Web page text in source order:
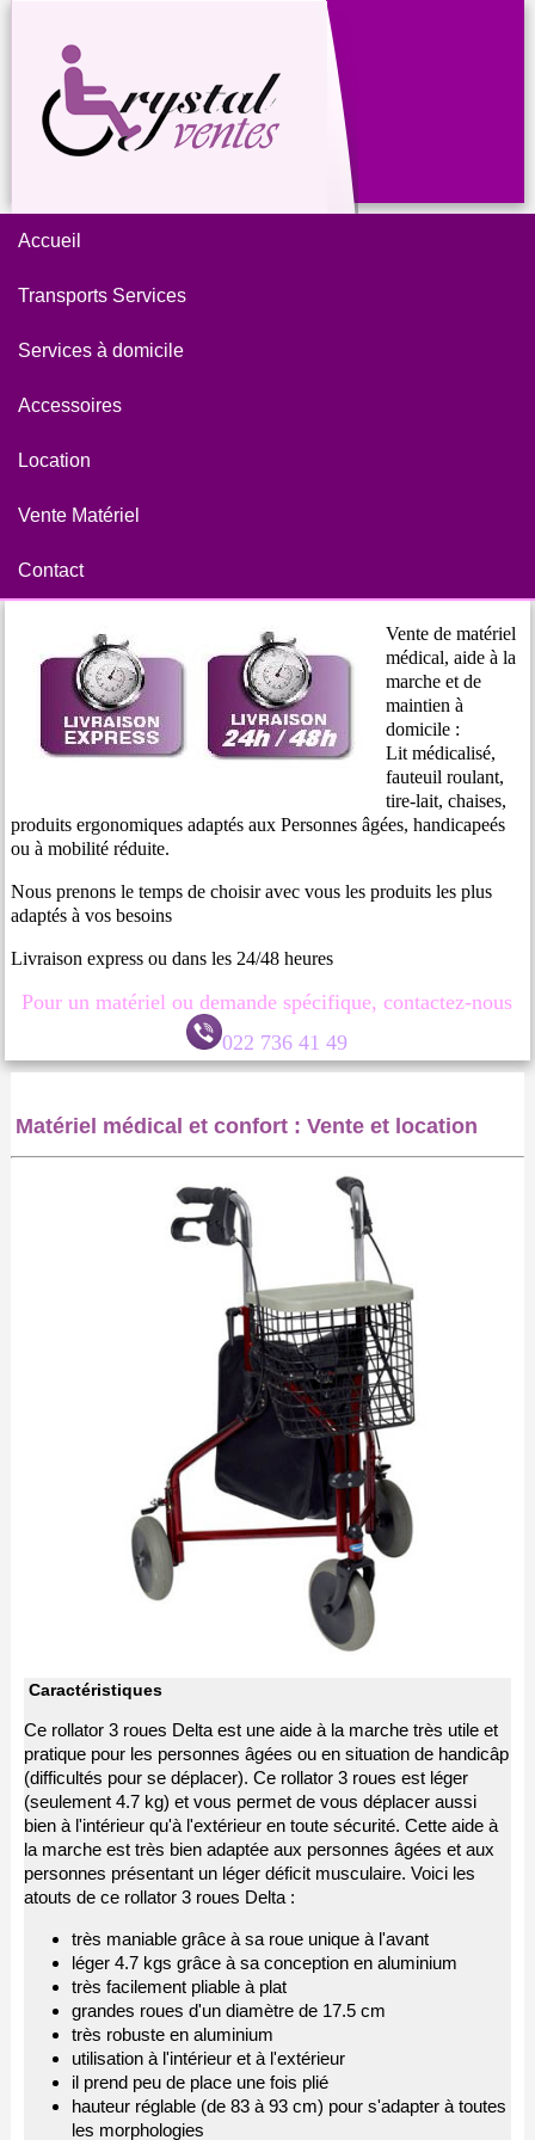
Accueil
Transports Services
Services à domicile
Accessoires
Location
Vente Matériel
Contact
Vente de matériel
médical, aide à la
marche et de
maintien à
domicile :
Lit médicalisé,
fauteuil roulant,
tire-lait, chaises,
produits ergonomiques adaptés aux Personnes âgées, handicapeés
ou à mobilité réduite.
Nous prenons le temps de choisir avec vous les produits les plus
adaptés à vos besoins
Livraison express ou dans les 24/48 heures
Pour un matériel ou demande spécifique, contactez-nous
022 736 41 49
Matériel médical et confort : Vente et location
Caractéristiques
Ce rollator 3 roues Delta est une aide à la marche très utile et
pratique pour les personnes âgées ou en situation de handicâp
(difficultés pour se déplacer). Ce rollator 3 roues est léger
(seulement 4.7 kg) et vous permet de vous déplacer aussi
bien à l'intérieur qu'à l'extérieur en toute sécurité. Cette aide à
la marche est très bien adaptée aux personnes âgées et aux
personnes présentant un léger déficit musculaire. Voici les
atouts de ce rollator 3 roues Delta :
très maniable grâce à sa roue unique à l'avant
léger 4.7 kgs grâce à sa conception en aluminium
très facilement pliable à plat
grandes roues d'un diamètre de 17.5 cm
très robuste en aluminium
utilisation à l'intérieur et à l'extérieur
il prend peu de place une fois plié
hauteur réglable (de 83 à 93 cm) pour s'adapter à toutes
les morphologies